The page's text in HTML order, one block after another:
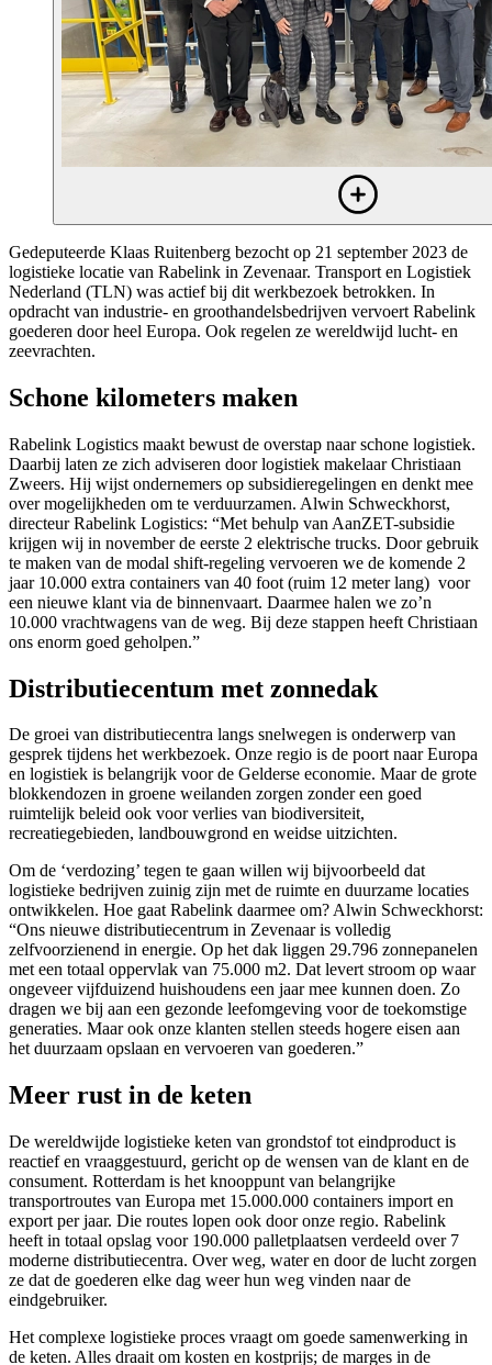
Gedeputeerde Klaas Ruitenberg bezocht op 21 september 2023 de
logistieke locatie van Rabelink in Zevenaar. Transport en Logistiek
Nederland (TLN) was actief bij dit werkbezoek betrokken. In
opdracht van industrie- en groothandelsbedrijven vervoert Rabelink
goederen door heel Europa. Ook regelen ze wereldwijd lucht- en
zeevrachten.
Schone kilometers maken
Rabelink Logistics maakt bewust de overstap naar schone logistiek.
Daarbij laten ze zich adviseren door logistiek makelaar Christiaan
Zweers. Hij wijst ondernemers op subsidieregelingen en denkt mee
over mogelijkheden om te verduurzamen. Alwin Schweckhorst,
directeur Rabelink Logistics: “Met behulp van AanZET-subsidie
krijgen wij in november de eerste 2 elektrische trucks. Door gebruik
te maken van de modal shift-regeling vervoeren we de komende 2
jaar 10.000 extra containers van 40 foot (ruim 12 meter lang) voor
een nieuwe klant via de binnenvaart. Daarmee halen we zo’n
10.000 vrachtwagens van de weg. Bij deze stappen heeft Christiaan
ons enorm goed geholpen.”
Distributiecentum met zonnedak
De groei van distributiecentra langs snelwegen is onderwerp van
gesprek tijdens het werkbezoek. Onze regio is de poort naar Europa
en logistiek is belangrijk voor de Gelderse economie. Maar de grote
blokkendozen in groene weilanden zorgen zonder een goed
ruimtelijk beleid ook voor verlies van biodiversiteit,
recreatiegebieden, landbouwgrond en weidse uitzichten.
Om de ‘verdozing’ tegen te gaan willen wij bijvoorbeeld dat
logistieke bedrijven zuinig zijn met de ruimte en duurzame locaties
ontwikkelen. Hoe gaat Rabelink daarmee om? Alwin Schweckhorst:
“Ons nieuwe distributiecentrum in Zevenaar is volledig
zelfvoorzienend in energie. Op het dak liggen 29.796 zonnepanelen
met een totaal oppervlak van 75.000 m2. Dat levert stroom op waar
ongeveer vijfduizend huishoudens een jaar mee kunnen doen. Zo
dragen we bij aan een gezonde leefomgeving voor de toekomstige
generaties. Maar ook onze klanten stellen steeds hogere eisen aan
het duurzaam opslaan en vervoeren van goederen.”
Meer rust in de keten
De wereldwijde logistieke keten van grondstof tot eindproduct is
reactief en vraaggestuurd, gericht op de wensen van de klant en de
consument. Rotterdam is het knooppunt van belangrijke
transportroutes van Europa met 15.000.000 containers import en
export per jaar. Die routes lopen ook door onze regio. Rabelink
heeft in totaal opslag voor 190.000 palletplaatsen verdeeld over 7
moderne distributiecentra. Over weg, water en door de lucht zorgen
ze dat de goederen elke dag weer hun weg vinden naar de
eindgebruiker.
Het complexe logistieke proces vraagt om goede samenwerking in
de keten. Alles draait om kosten en kostprijs; de marges in de